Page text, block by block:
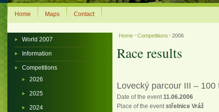
Home > Competitions > 2006
Race results
Lovecký parcour III – 100
Date of the event11.06.2006
Place of the eventstřelnice Vráž
World 2007
Information
Competitions
2026
2025
2024
Home Maps Contact